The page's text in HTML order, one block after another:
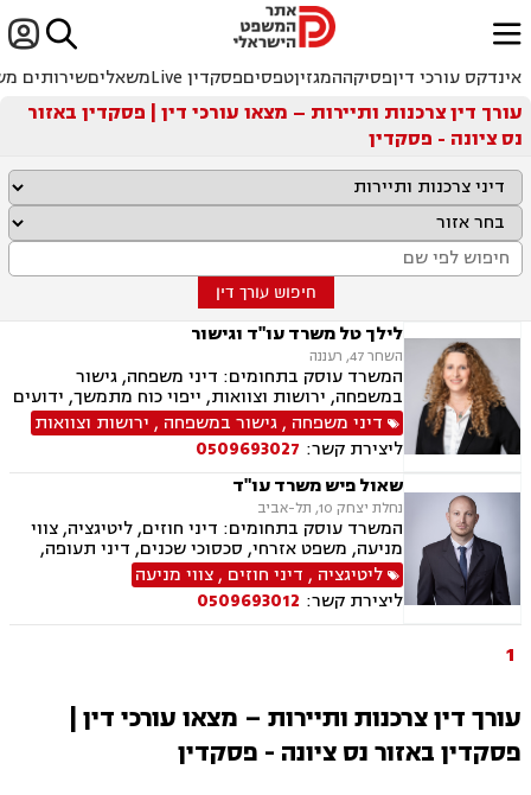

ﱐ
אינדקס עורכי דיןפסיקההמגזיןטפסיםפסקדין Live משאליםשירותים
עורך דין צרכנות ותיירות – מצאו עורכי דין | פסקדין באזור
נס ציונה - פסקדין
חיפוש עורך דין
לילך טל משרד עו"ד וגישור
השחר 47, רעננה
המשרד עוסק בתחומים: דיני משפחה, גישור
במשפחה, ירושות וצוואות, ייפוי כוח מתמשך, ידועים
בציבור, אפוטרופסות, הסכמי ממון, מזונות, משמורת,
גירושין, הורות חד מינית, נישואים אזרחיים, ידועים
בציבור, חלוקת רכוש, מעמד אישי, תיאום הורי, זמני
שהות, עסקאות מתנה, גישור ובוררויות, גישור עסקי,
דיני חברות, סכסוך בין בעלי מניות, דיני צרכנות
ותיירות, משפט אזרחי, סכסוך שכנים.
דיני משפחה ,גישור במשפחה , ירושות וצוואות
ליצירת קשר: 0509693027
שאול פיש משרד עו"ד
נחלת יצחק 10, תל-אביב
המשרד עוסק בתחומים: דיני חוזים, ליטיגציה, צווי
מניעה, משפט אזרחי, סכסוכי שכנים, דיני תעופה,
נזקי רכוש, דיני צרכנות ותיירות, קניין רוחני, זכויות
יוצרים, הגנת הפרטיות, תביעות ייצוגיות, לשון הרע,
פינוי מושכר
ליטיגציה , דיני חוזים ,צווי מניעה
ליצירת קשר: 0509693012
1
עורך דין צרכנות ותיירות – מצאו עורכי דין |
פסקדין באזור נס ציונה - פסקדין